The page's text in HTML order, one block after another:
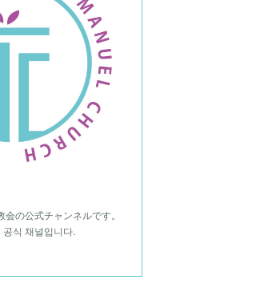
の公式チャンネルです。
식 채널입니다.